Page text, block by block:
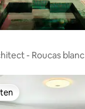
- Roucas blanc